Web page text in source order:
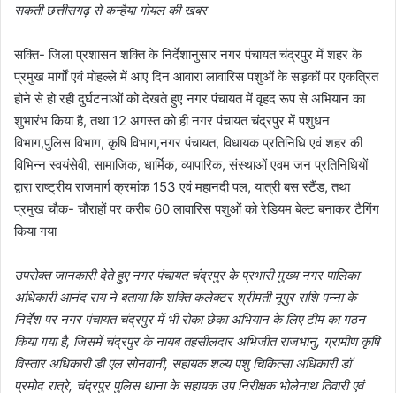
सकती छत्तीसगढ़ से कन्हैया गोयल की खबर
सक्ति- जिला प्रशासन शक्ति के निर्देशानुसार नगर पंचायत चंद्रपुर में शहर के
प्रमुख मार्गों एवं मोहल्ले में आए दिन आवारा लावारिस पशुओं के सड़कों पर एकत्रित
होने से हो रही दुर्घटनाओं को देखते हुए नगर पंचायत में वृहद रूप से अभियान का
शुभारंभ किया है, तथा 12 अगस्त को ही नगर पंचायत चंद्रपुर में पशुधन
विभाग,पुलिस विभाग, कृषि विभाग,नगर पंचायत, विधायक प्रतिनिधि एवं शहर की
विभिन्न स्वयंसेवी, सामाजिक, धार्मिक, व्यापारिक, संस्थाओं एवम जन प्रतिनिधियों
द्वारा राष्ट्रीय राजमार्ग क्रमांक 153 एवं महानदी पल, यात्री बस स्टैंड, तथा
प्रमुख चौक- चौराहों पर करीब 60 लावारिस पशुओं को रेडियम बेल्ट बनाकर टैगिंग
किया गया
उपरोक्त जानकारी देते हुए नगर पंचायत चंद्रपुर के प्रभारी मुख्य नगर पालिका
अधिकारी आनंद राय ने बताया कि शक्ति कलेक्टर श्रीमती नूपुर राशि पन्ना के
निर्देश पर नगर पंचायत चंद्रपुर में भी रोका छेका अभियान के लिए टीम का गठन
किया गया है, जिसमें चंद्रपुर के नायब तहसीलदार अभिजीत राजभानु, ग्रामीण कृषि
विस्तार अधिकारी डी एल सोनवानी, सहायक शल्य पशु चिकित्सा अधिकारी डॉ
प्रमोद रात्रे, चंद्रपुर पुलिस थाना के सहायक उप निरीक्षक भोलेनाथ तिवारी एवं